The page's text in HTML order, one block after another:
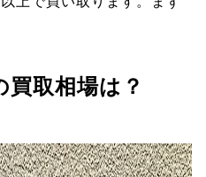
取相場は？